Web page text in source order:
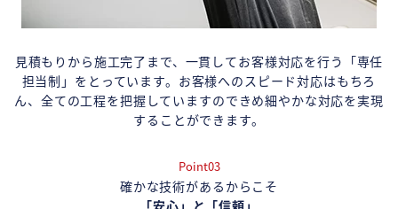
見積もりから施工完了まで、一貫してお客様対応を行う「専任
担当制」をとっています。お客様へのスピード対応はもちろ
ん、全ての工程を把握していますのできめ細やかな対応を実現
することができます。
Point03
確かな技術があるからこそ
「安心」と「信頼」